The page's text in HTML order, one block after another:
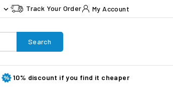
 Track Your Order My Account
Search
10% discount if you find it cheaper